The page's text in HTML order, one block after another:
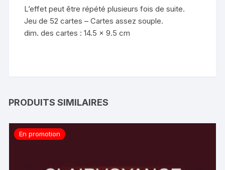
L’effet peut être répété plusieurs fois de suite.
Jeu de 52 cartes – Cartes assez souple.
dim. des cartes : 14.5 x 9.5 cm
PRODUITS SIMILAIRES
En promotion